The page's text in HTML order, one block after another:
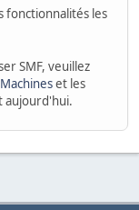
fonctionnalités les
SMF, veuillez
et les
aujourd'hui.